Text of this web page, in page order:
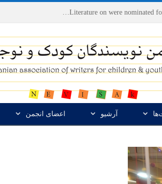
آرشیو اعضای انجمن